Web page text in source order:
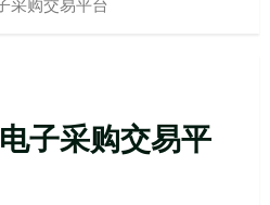
采购交易平台
子采购交易平